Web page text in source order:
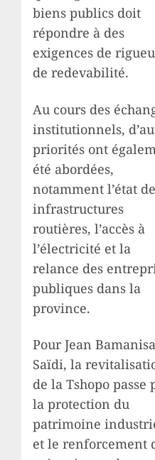
biens publics doit
répondre à des
exigences de
de redevabilité.
Au cours des
institutionnels,
priorités ont
été abordées,
notamment l’état
infrastructures
routières, l’accès à
l’électricité et la
relance des
publiques dans la
province.
Pour Jean Bamanisa
Saïdi, la
de la Tshopo passe
la protection du
patrimoine
et le renforcement